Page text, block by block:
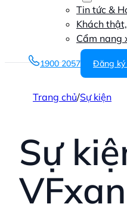
Tin tức &
Khách
Cẩm nang
1900 2057 Đăng ký
Trang chủ/Sự kiện
Sự